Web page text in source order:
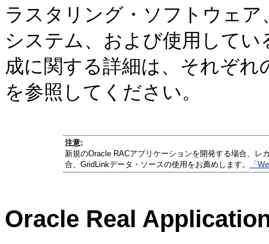
ラスタリング・ソフトウェ
システム、および使用して
成に関する詳細は、それぞ
を参照してください。
注意:
新規のOracle RACアプリケーションを開発する場合、レ
合、GridLinkデータ・ソースの使用をお薦めします。
「
Oracle Real